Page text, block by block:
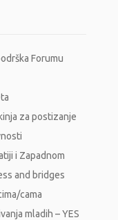
Forumu
za postizanje
i Zapadnom
and bridges
cama
mladih – YES